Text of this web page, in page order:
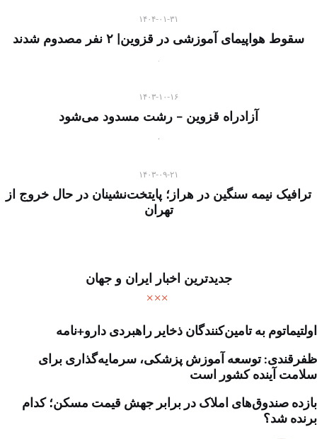
۱۴۰۴-۰۱-۳۱
سقوط هواپیمای آموزشی در قزوین| ۲ نفر مصدوم شدند
۱۴۰۳-۱۰-۱۶
آزادراه قزوین – رشت مسدود می‌شود
۱۴۰۳-۰۹-۲۱
ترافیک نیمه سنگین در هراز؛ پایتخت‌نشینان در حال خروج از
تهران
جدیدترین اخبار ایران و جهان
اولتیماتوم به تامین‌کنندگان ذخایر راهبردی دارو+نامه
ظفرقندی: توسعه آموزش پزشکی، سرمایه‌گذاری برای
سلامت آینده کشور است
بازده صندوق‌های املاک در برابر جهش قیمت مسکن؛ کدام
برنده شد؟